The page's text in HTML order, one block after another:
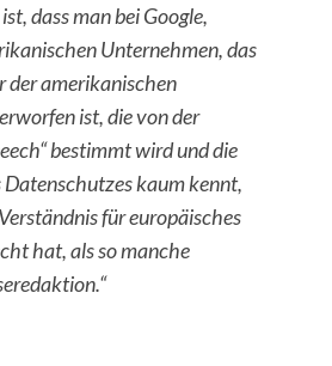
dass man bei Google,
Unternehmen, das
der amerikanischen
ist, die von der
bestimmt wird und die
kaum kennt,
für europäisches
hat, als so manche